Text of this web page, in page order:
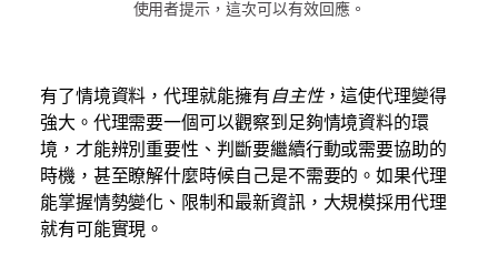
使用者提示，這次可以有效回應。
有了情境資料，代理就能擁有自主性，這使代理變得
強大。代理需要一個可以觀察到足夠情境資料的環
境，才能辨別重要性、判斷要繼續行動或需要協助的
時機，甚至瞭解什麼時候自己是不需要的。如果代理
能掌握情勢變化、限制和最新資訊，大規模採用代理
就有可能實現。